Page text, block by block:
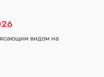
видом на